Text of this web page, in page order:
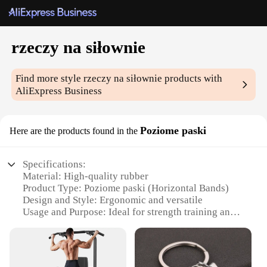
rzeczy na siłownie
Find more stylerzeczy na siłownie products with
AliExpress Business
Here are the products found in the Poziome paski
Specifications:
Material: High-quality rubber
Product Type: Poziome paski (Horizontal Bands)
Design and Style: Ergonomic and versatile
Usage and Purpose: Ideal for strength training and
Typical Adaptive Scenario: Suitable for both home
and commercial gym settings
Shape and Size: Available in various lengths and